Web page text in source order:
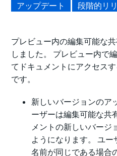
アップデート 段階的リ
プレビュー内の編集可能な
しました。 プレビュー内で
てドキュメントにアクセス
です。
新しいバージョンのア
ーザーは編集可能な共
メントの新しいバージ
ようになります。 ユ
名前が同じである場合